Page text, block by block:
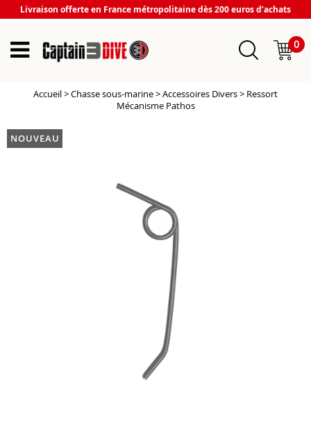
Livraison offerte en France métropolitaine dès 200 euros d’achats
0
Accueil>Chasse sous-marine>Accessoires Divers> Ressort
Mécanisme Pathos
NOUVEAU